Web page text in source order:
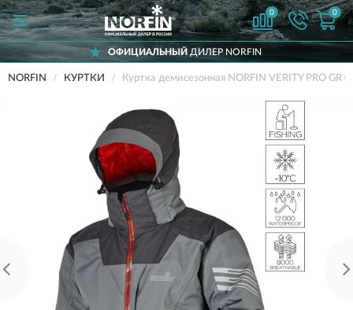
0 0
ОФИЦИАЛЬНЫЙ ДИЛЕР NORFIN
NORFIN КУРТКИ Куртка демисезонная NORFIN VERITY PRO GR